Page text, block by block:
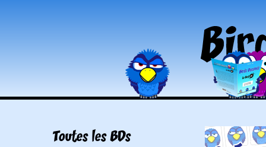
Toutes les BDs